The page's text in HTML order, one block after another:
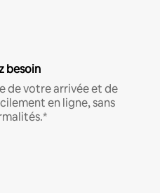
besoin
de votre arrivée et de
en ligne, sans